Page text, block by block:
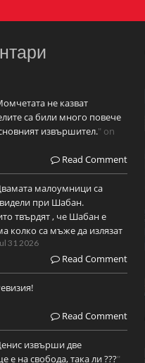
не казват
са били много повече
извършител." on
Read Comment
малоумници са
видели при Шабан.
твърдят , че Шабан е
колко са мъже да излязат
31 2026
Read Comment
Read Comment
извърши две
е на свобода, така ли ???"